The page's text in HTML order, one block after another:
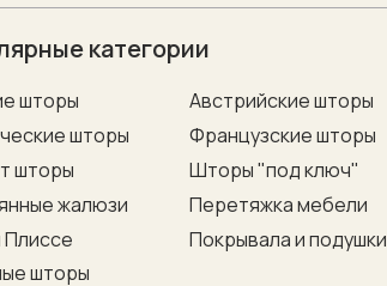
категории
шторы
шторы
шторы
жалюзи
Шторы "под ключ"
Перетяжка мебели
Покрывала и подушки
Австрийские шторы
Французские шторы
шторы